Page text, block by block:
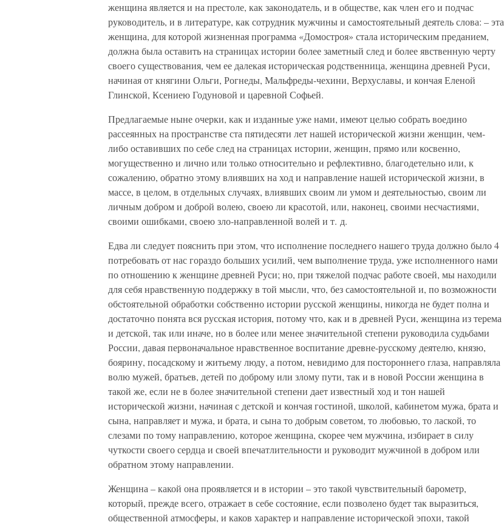
женщина является и на престоле, как законодатель, и в обществе, как член его и подчас
руководитель, и в литературе, как сотрудник мужчины и самостоятельный деятель слова: – эта
женщина, для которой жизненная программа «Домостроя» стала историческим преданием,
должна была оставить на страницах истории более заметный след и более явственную черту
своего существования, чем ее далекая историческая родственница, женщина древней Руси,
начиная от княгини Ольги, Рогнеды, Мальфреды-чехини, Верхуславы, и кончая Еленой
Глинской, Ксениею Годуновой и царевной Софьей.
Предлагаемые ныне очерки, как и изданные уже нами, имеют целью собрать воедино
рассеянных на пространстве ста пятидесяти лет нашей исторической жизни женщин, чем-
либо оставивших по себе след на страницах истории, женщин, прямо или косвенно,
могущественно и лично или только относительно и рефлективно, благодетельно или, к
сожалению, обратно этому влиявших на ход и направление нашей исторической жизни, в
массе, в целом, в отдельных случаях, влиявших своим ли умом и деятельностью, своим ли
личным добром и доброй волею, своею ли красотой, или, наконец, своими несчастиями,
своими ошибками, своею зло-направленной волей и т. д.
Едва ли следует пояснить при этом, что исполнение последнего нашего труда должно было 4
потребовать от нас гораздо больших усилий, чем выполнение труда, уже исполненного нами
по отношению к женщине древней Руси; но, при тяжелой подчас работе своей, мы находили
для себя нравственную поддержку в той мысли, что, без самостоятельной и, по возможности
обстоятельной обработки собственно истории русской женщины, никогда не будет полна и
достаточно понята вся русская история, потому что, как и в древней Руси, женщина из терема
и детской, так или иначе, но в более или менее значительной степени руководила судьбами
России, давая первоначальное нравственное воспитание древне-русскому деятелю, князю,
боярину, посадскому и житьему люду, а потом, невидимо для постороннего глаза, направляла
волю мужей, братьев, детей по доброму или злому пути, так и в новой России женщина в
такой же, если не в более значительной степени дает известный ход и тон нашей
исторической жизни, начиная с детской и кончая гостиной, школой, кабинетом мужа, брата и
сына, направляет и мужа, и брата, и сына то добрым советом, то любовью, то лаской, то
слезами по тому направлению, которое женщина, скорее чем мужчина, избирает в силу
чуткости своего сердца и своей впечатлительности и руководит мужчиной в добром или
обратном этому направлении.
Женщина – какой она проявляется и в истории – это такой чувствительный барометр,
который, прежде всего, отражает в себе состояние, если позволено будет так выразиться,
общественной атмосферы, и каков характер и направление исторической эпохи, такой